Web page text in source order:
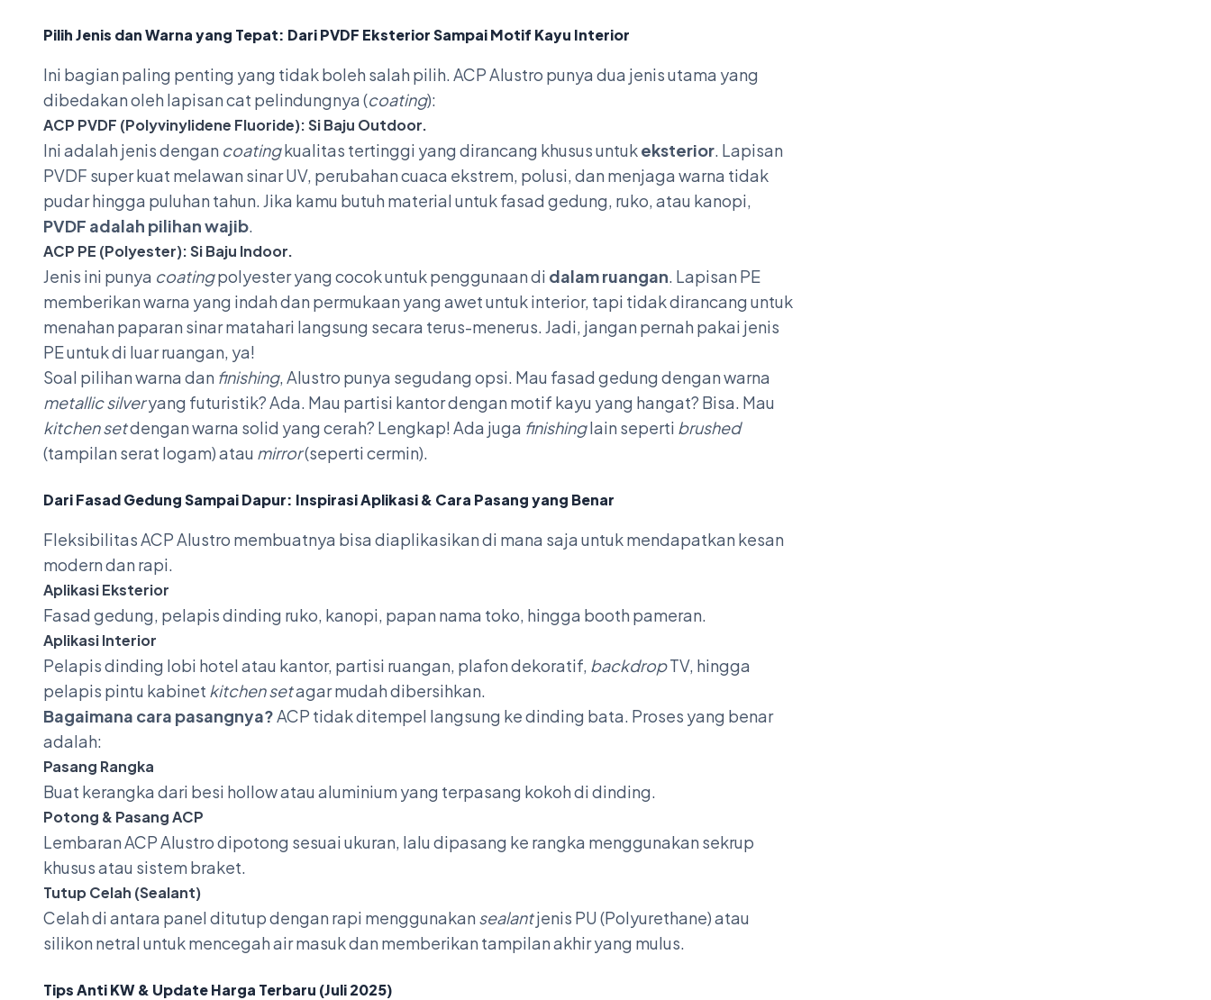
Pilih Jenis dan Warna yang Tepat: Dari PVDF Eksterior Sampai Motif Kayu Interior
Ini bagian paling penting yang tidak boleh salah pilih. ACP Alustro punya dua jenis utama yang
dibedakan oleh lapisan cat pelindungnya (coating):
ACP PVDF (Polyvinylidene Fluoride): Si Baju Outdoor.
Ini adalah jenis dengan coatingkualitas tertinggi yang dirancang khusus untukeksterior. Lapisan
PVDF super kuat melawan sinar UV, perubahan cuaca ekstrem, polusi, dan menjaga warna tidak
pudar hingga puluhan tahun. Jika kamu butuh material untuk fasad gedung, ruko, atau kanopi,
PVDF adalah pilihan wajib.
ACP PE (Polyester): Si Baju Indoor.
Jenis ini punya coatingpolyester yang cocok untuk penggunaan di dalam ruangan. Lapisan PE
memberikan warna yang indah dan permukaan yang awet untuk interior, tapi tidak dirancang untuk
menahan paparan sinar matahari langsung secara terus-menerus. Jadi, jangan pernah pakai jenis
PE untuk di luar ruangan, ya!
Soal pilihan warna dan finishing, Alustro punya segudang opsi. Mau fasad gedung dengan warna
metallic silveryang futuristik? Ada. Mau partisi kantor dengan motif kayu yang hangat? Bisa. Mau
kitchen setdengan warna solid yang cerah? Lengkap! Ada juga finishinglain seperti brushed
(tampilan serat logam) atau mirror(seperti cermin).
Dari Fasad Gedung Sampai Dapur: Inspirasi Aplikasi & Cara Pasang yang Benar
Fleksibilitas ACP Alustro membuatnya bisa diaplikasikan di mana saja untuk mendapatkan kesan
modern dan rapi.
Aplikasi Eksterior
Fasad gedung, pelapis dinding ruko, kanopi, papan nama toko, hingga booth pameran.
Aplikasi Interior
Pelapis dinding lobi hotel atau kantor, partisi ruangan, plafon dekoratif, backdropTV, hingga
pelapis pintu kabinet kitchen setagar mudah dibersihkan.
Bagaimana cara pasangnya?ACP tidak ditempel langsung ke dinding bata. Proses yang benar
adalah:
Pasang Rangka
Buat kerangka dari besi hollow atau aluminium yang terpasang kokoh di dinding.
Potong & Pasang ACP
Lembaran ACP Alustro dipotong sesuai ukuran, lalu dipasang ke rangka menggunakan sekrup
khusus atau sistem braket.
Tutup Celah (Sealant)
Celah di antara panel ditutup dengan rapi menggunakan sealantjenis PU (Polyurethane) atau
silikon netral untuk mencegah air masuk dan memberikan tampilan akhir yang mulus.
Tips Anti KW & Update Harga Terbaru (Juli 2025)